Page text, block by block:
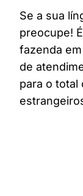
Se a sua
preocupe!
fazenda
de
para o